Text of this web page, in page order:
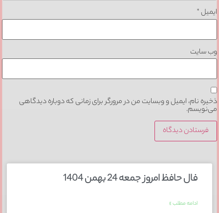
ایمیل*
وب‌ سایت
ذخیره نام، ایمیل و وبسایت من در مرورگر برای زمانی که دوباره دیدگاهی
می‌نویسم.
فال حافظ امروز جمعه 24 بهمن 1404
ادامه مطلب »